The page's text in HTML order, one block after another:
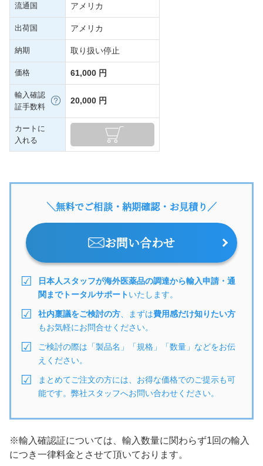
流通国 アメリカ
出荷国 アメリカ
納期 取り扱い停止
価格 61,000 円
輸入確認
証手数料
20,000 円
カートに
入れる
＼無料でご相談・納期確認・お見積り／
お問い合わせ
日本人スタッフが海外医薬品の調達から輸入申請・通
関までトータルサポートいたします。
社内稟議をご検討の方 、まずは費用感だけ知りたい方
もお気軽にお問合せください。
ご検討の際は「製品名」「規格」「数量」などをお伝
えください。
まとめてご注文の方には、お得な価格でのご提示も可
能です。弊社スタッフへお問い合わせください。
※輸入確認証については、輸入数量に関わらず1回の輸入
につき一律料金とさせて頂いております。